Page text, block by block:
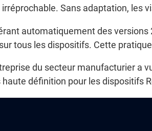
Sans adaptation, les
automatiquement des
tous les dispositifs. Cette
du secteur manufacturier a
haute définition pour les dispositifs